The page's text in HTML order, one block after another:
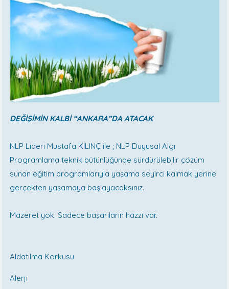
DEĞİŞİMİN KALBİ “ANKARA”DA ATACAK
NLP Lideri Mustafa KILINÇ ile ; NLP Duyusal Algı
Programlama teknik bütünlüğünde sürdürülebilir çözüm
sunan eğitim programlarıyla yaşama seyirci kalmak yerine
gerçekten yaşamaya başlayacaksınız.
Mazeret yok. Sadece başarıların hazzı var.
Aldatılma Korkusu
Alerji